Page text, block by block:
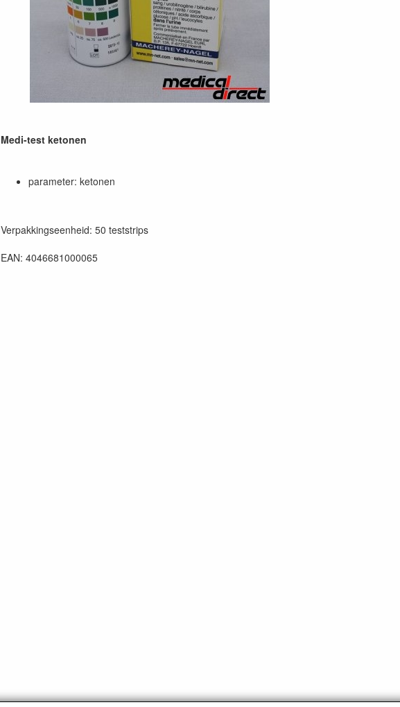
Medi-test ketonen
parameter: ketonen
Verpakkingseenheid: 50 teststrips
EAN: 4046681000065